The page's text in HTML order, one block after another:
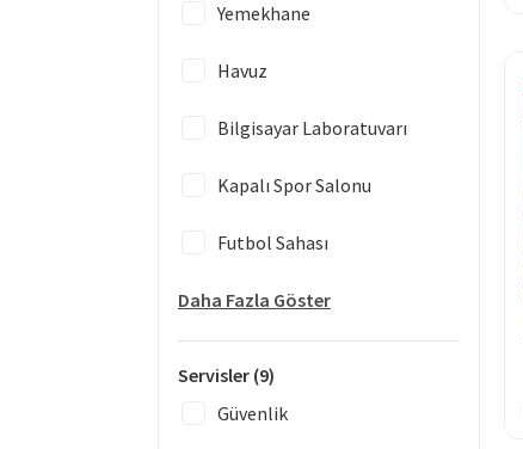
Yemekhane
Havuz
Bilgisayar Laboratuvarı
Kapalı Spor Salonu
Futbol Sahası
Daha Fazla Göster
Servisler (9)
Güvenlik